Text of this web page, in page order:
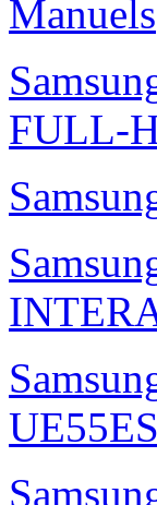
Manuels
FULL-